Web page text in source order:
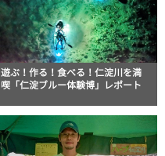
遊ぶ！作る！食べる！仁淀川を満
喫「仁淀ブルー体験博」レポート